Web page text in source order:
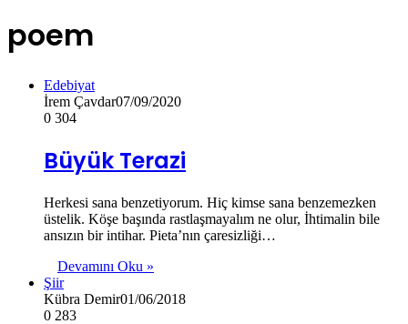
poem
Edebiyat
İrem Çavdar07/09/2020
0 304
Büyük Terazi
Herkesi sana benzetiyorum. Hiç kimse sana benzemezken
üstelik. Köşe başında rastlaşmayalım ne olur, İhtimalin bile
ansızın bir intihar. Pieta’nın çaresizliği…
Devamını Oku »
Şiir
Kübra Demir01/06/2018
0 283